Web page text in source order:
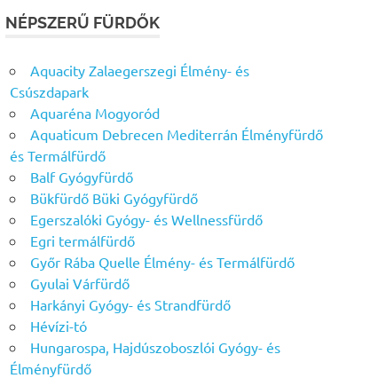
NÉPSZERŰ FÜRDŐK
Aquacity Zalaegerszegi Élmény- és
Csúszdapark
Aquaréna Mogyoród
Aquaticum Debrecen Mediterrán Élményfürdő
és Termálfürdő
Balf Gyógyfürdő
Bükfürdő Büki Gyógyfürdő
Egerszalóki Gyógy- és Wellnessfürdő
Egri termálfürdő
Győr Rába Quelle Élmény- és Termálfürdő
Gyulai Várfürdő
Harkányi Gyógy- és Strandfürdő
Hévízi-tó
Hungarospa, Hajdúszoboszlói Gyógy- és
Élményfürdő